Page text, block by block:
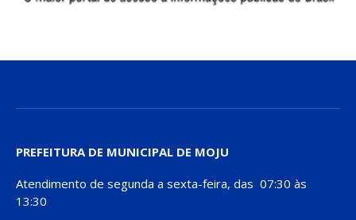
PREFEITURA DE MUNICIPAL DE MOJU
Atendimento de segunda a sexta-feira, das 07:30 às
13:30